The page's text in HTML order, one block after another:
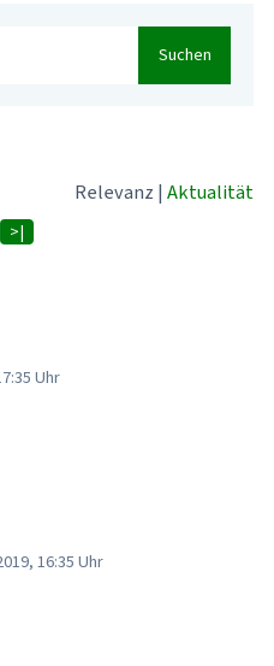
Suchen
Relevanz | Aktualität
>|
Uhr
16:35 Uhr